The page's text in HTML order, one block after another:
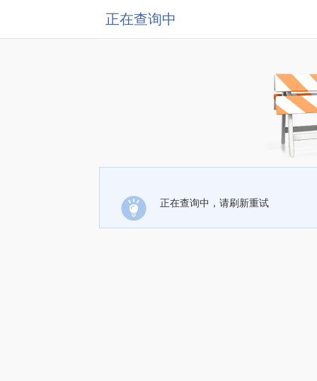
正在查询中
正在查询中，请刷新重试